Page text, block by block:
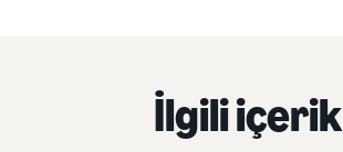
İlgili içerik